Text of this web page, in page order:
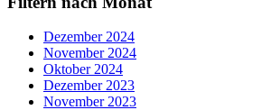
Dezember 2024
November 2024
Oktober 2024
Dezember 2023
November 2023